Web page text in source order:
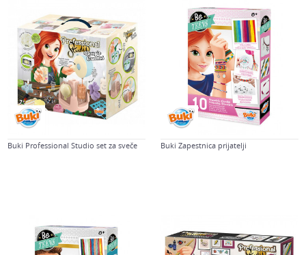
Buki Professional Studio set za sveče Buki Zapestnica prijatelji